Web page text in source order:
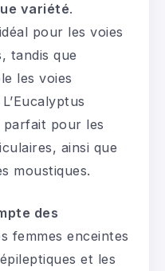
variété.
pour les voies
tandis que
les voies
pour les
ainsi que
moustiques.
des
femmes enceintes
et les